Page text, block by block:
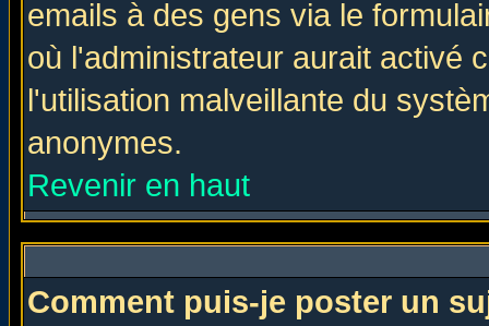
emails à des gens via le
où l'administrateur aurait activé
l'utilisation malveillante du
anonymes.
Revenir en haut
Comment puis-je poster un